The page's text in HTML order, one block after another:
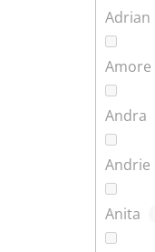
Adrian
Amore
Andra
Andrie
Anita